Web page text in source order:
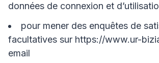
données de connexion et
pour mener des enquêtes de
facultatives sur https://www.ur-
email